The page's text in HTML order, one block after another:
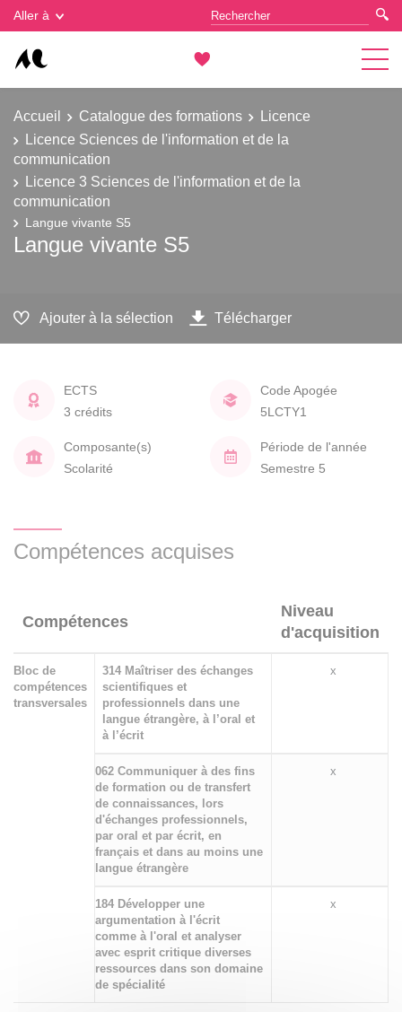
Aller à
Accueil Catalogue des formations
Licence
Licence Sciences de l'information et de la
communication
Licence 3 Sciences de l'information et de la
communication
Langue vivante S5
Langue vivante S5
Ajouter à la sélection Télécharger
ECTS
3 crédits
Code Apogée
5LCTY1
Composante(s)
Scolarité
Période de l'année
Semestre 5
Compétences acquises
Compétences
Niveau
d'acquisition
Bloc de
compétences
transversales
314 Maîtriser des échanges
scientifiques et
professionnels dans une
langue étrangère, à l’oral et
à l’écrit
x
062 Communiquer à des fins
de formation ou de transfert
de connaissances, lors
d'échanges professionnels,
par oral et par écrit, en
français et dans au moins une
langue étrangère
x
184 Développer une
argumentation à l'écrit
comme à l'oral et analyser
avec esprit critique diverses
ressources dans son domaine
de spécialité
x
Gestion des cookies